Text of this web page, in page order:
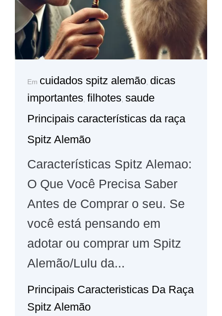
Em cuidados spitz alemão, dicas
importantes, filhotes, saude
Principais características da raça
Spitz Alemão
Características Spitz Alemao:
O Que Você Precisa Saber
Antes de Comprar o seu. Se
você está pensando em
adotar ou comprar um Spitz
Alemão/Lulu da...
Principais Caracteristicas Da Raça
Spitz Alemão